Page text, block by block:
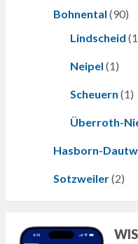
Bohnental (90)
Lindscheid
Neipel (1)
Scheuern (1)
Überroth-
Hasborn-
Sotzweiler(2)